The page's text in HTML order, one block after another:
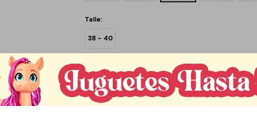
Talle:
38 - 40
1 COMPRAR